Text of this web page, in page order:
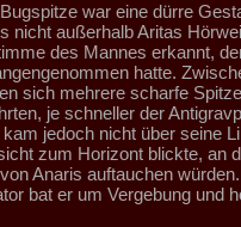
war eine dürre
nicht außerhalb Aritas
des Mannes erkannt,
hatte.
sich mehrere scharfe
je schneller der
jedoch nicht über seine
zum Horizont blickte, an
Anaris auftauchen
bat er um Vergebung und